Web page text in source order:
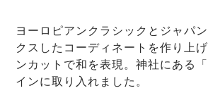
ヨーロピアンクラシックとジャパ
クスしたコーディネートを作り上
ンカットで和を表現。神社にある
インに取り入れました。